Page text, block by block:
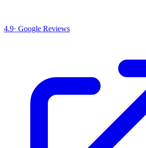
4.9· Google Reviews